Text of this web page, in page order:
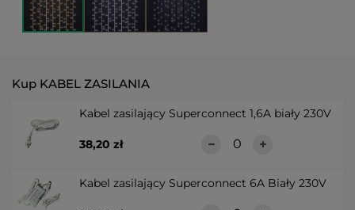
Kup KABEL ZASILANIA
Kabel zasilający Superconnect 1,6A biały 230V
38,20 zł
Kabel zasilający Superconnect 6A Biały 230V